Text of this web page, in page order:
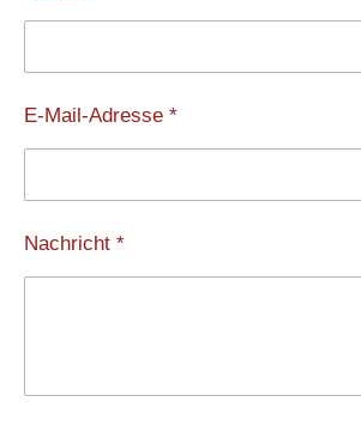
E-Mail-Adresse *
Nachricht *